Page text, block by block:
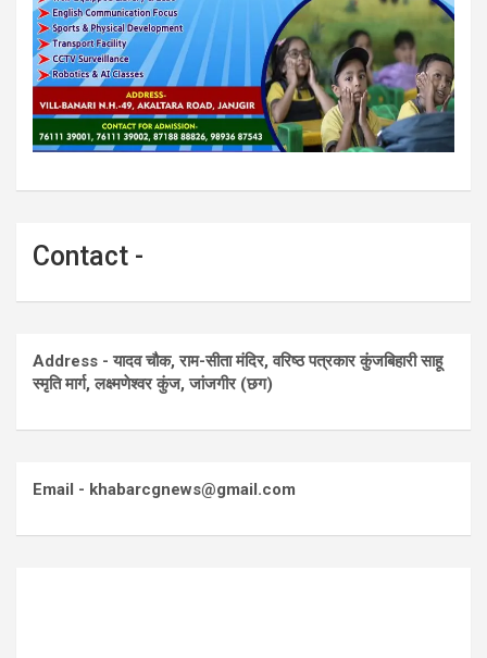
Contact -
Address - यादव चौक, राम-सीता मंदिर, वरिष्ठ पत्रकार कुंजबिहारी साहू
स्मृति मार्ग, लक्ष्मणेश्वर कुंज, जांजगीर (छग)
Email - khabarcgnews@gmail.com